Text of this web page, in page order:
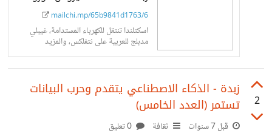
mailchi.mp/65b9841d1763/6
اسكتلندا تنتقل للكهرباء المستدامة، غيبلي
مدبلج للعربية على نتفلكس، والمزيد
2
زبدة - الذكاء الاصطناعي يتقدم وحرب البيانات
تستمر (العدد الخامس)
قبل 7 سنوات ثقافة